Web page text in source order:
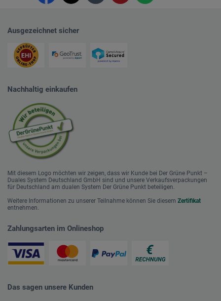
Ausgezeichnet sicher
Nachhaltig einkaufen
Mit diesem Logo möchten wir zeigen, dass wir Kunde bei Der Grüne Punkt –
Duales System Deutschland GmbH sind und unsere Verkaufsverpackungen
für Deutschland am dualen System Der Grüne Punkt beteiligen.
Weitere Informationen zu unserer Teilnahme können Sie diesem Zertifikat
entnehmen.
Zahlungsarten im Onlineshop
Das sagen unsere Kunden